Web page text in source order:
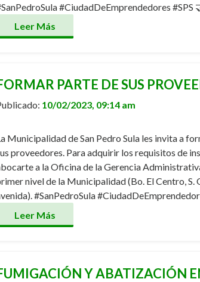
#CiudadDeEmprendedores #SPS
Leer Más
PARTE DE SUS
10/02/2023, 09:14 am
Municipalidad de San Pedro Sula les invita a
proveedores. Para adquirir los requisitos de
a la Oficina de la Gerencia
nivel de la Municipalidad (Bo. El Centro, S.
#SanPedroSula
Leer Más
Y ABATIZACIÓN